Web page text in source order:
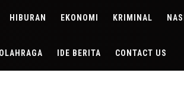
HIBURAN EKONOMI KRIMINAL
OLAHRAGA IDE BERITA CONTACT US